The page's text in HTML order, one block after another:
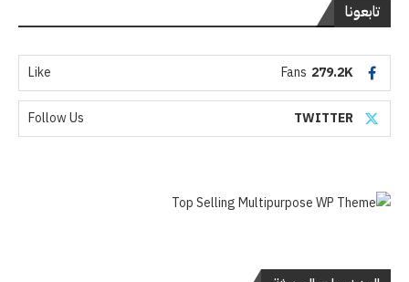
تابعونا
279.2K
Fans
Like
TWITTER
Follow Us